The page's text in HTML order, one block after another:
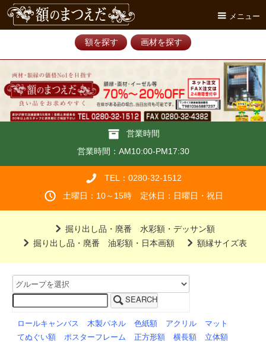
メニュー
額を探す 画材を探す
営業時間
営業時間：AM10:00-PM17:30
TEL：0280-32-1512
土曜日：10～15時 定休日：日曜日・祝日
掘り出し品・廃番 水彩額・デッサン額
掘り出し品・廃番 油彩額・日本画額
額縁サイズ表
SEARCH
ロールキャンバス 木製パネル 色紙額 アクリル
マット
てぬぐい額
ポスターフレーム 正方形額 横長額 立体額